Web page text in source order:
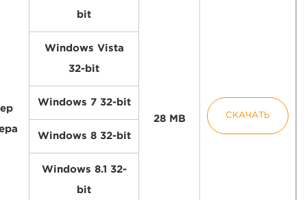
bit
28 MB СКАЧАТЬ
Windows Vista
32-bit
Windows 7 32-bit
Windows 8 32-bit
Windows 8.1 32-
bit